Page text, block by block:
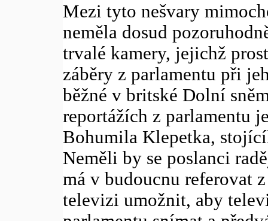
Mezi tyto nešvary
neměla dosud
trvalé kamery, jejichž
záběry z parlamentu při
běžné v britské Dolní
reportážích z parlamentu
Bohumila Klepetka,
Neměli by se poslanci
má v budoucnu referovat
televizi umožnit, aby